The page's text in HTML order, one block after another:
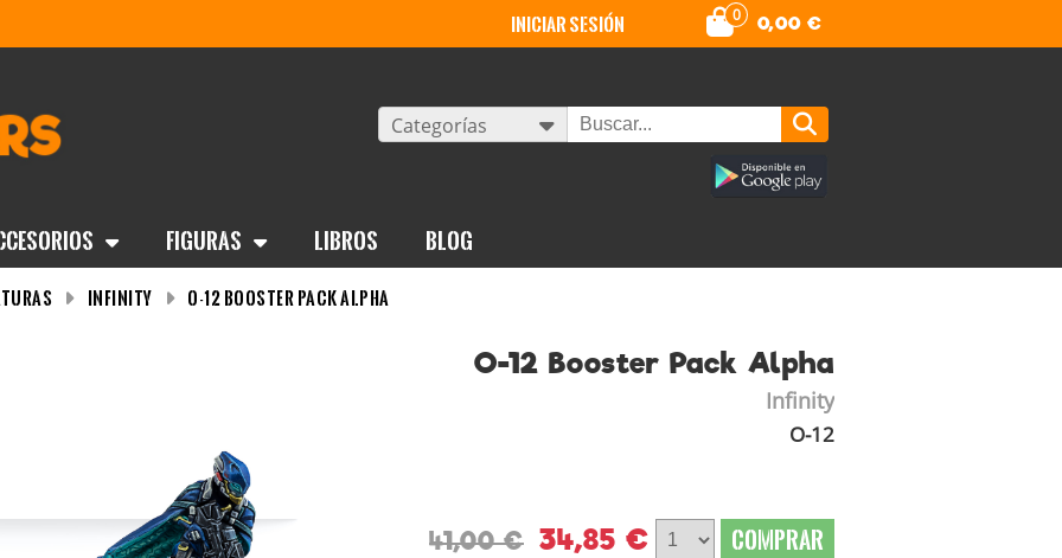
0 0,00 €
iniciar sesión
Categorías
Figuras Libros BLOG
Infinity O-12 Booster Pack Alpha
O-12 Booster Pack Alpha
Infinity
O-12
41,00 € 34,85 € COMPRAR